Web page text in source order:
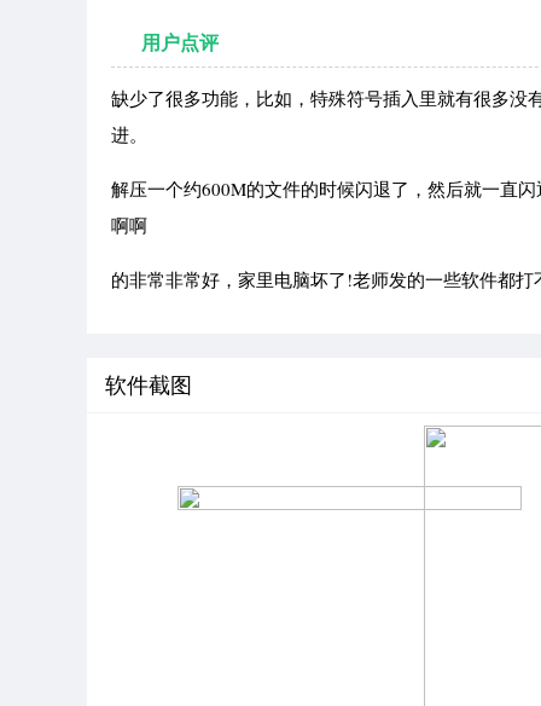
用户点评
缺少了很多功能，比如，特殊符号插入里就有很多
进。
解压一个约600M的文件的时候闪退了，然后就一直
啊啊
的非常非常好，家里电脑坏了!老师发的一些软件都
软件截图